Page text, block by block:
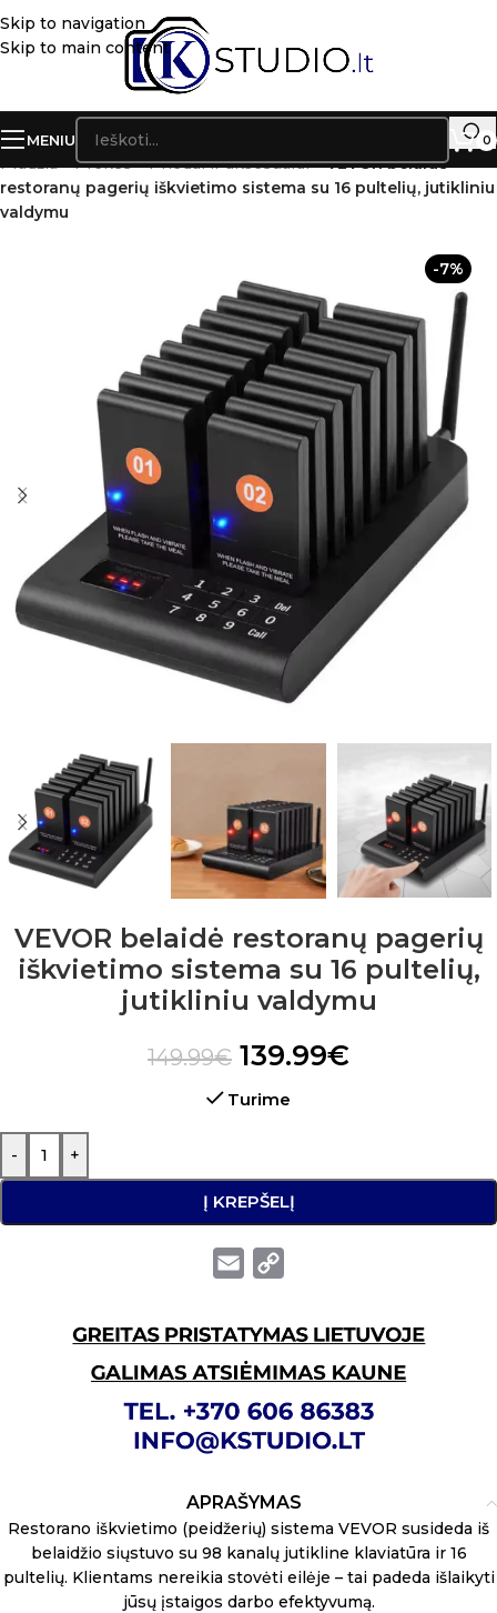
Skip to navigation
Skip to main content
MENIU 0
Pradžia»Prekės»Priedai ir aksesuarai»VEVOR belaidė
restoranų pagerių iškvietimo sistema su 16 pultelių, jutikliniu
valdymu
-7%
VEVOR belaidė restoranų pagerių
iškvietimo sistema su 16 pultelių,
jutikliniu valdymu
149.99€ 139.99€
Turime
- +
Į KREPŠELĮ
Email
APRAŠYMAS
Restorano iškvietimo (peidžerių) sistema VEVOR susideda iš
belaidžio siųstuvo su 98 kanalų jutikline klaviatūra ir 16
pultelių. Klientams nereikia stovėti eilėje – tai padeda išlaikyti
jūsų įstaigos darbo efektyvumą.